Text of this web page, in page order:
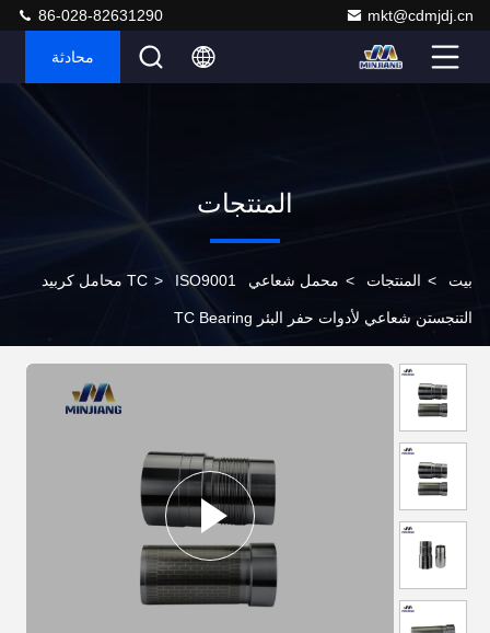
mkt@cdmjdj.cn
86-028-82631290
محادثة
المنتجات
بيت > المنتجات > محمل شعاعي TC > ISO9001 محامل كربيد
التنجستن شعاعي لأدوات حفر البئر TC Bearing